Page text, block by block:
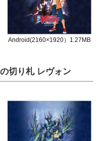
Android(2160×1920）1.27MB
切り札 レヴォン